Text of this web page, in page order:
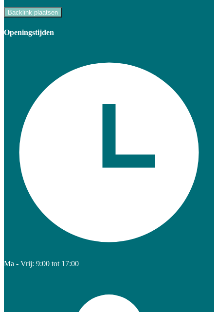
Backlink plaatsen
Openingstijden
Ma - Vrij: 9:00 tot 17:00